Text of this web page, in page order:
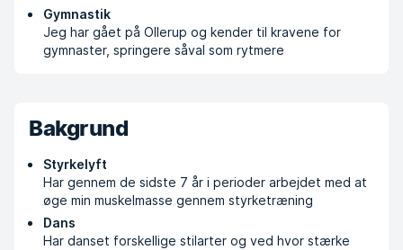
Gymnastik
Jeg har gået på Ollerup og kender til kravene for
gymnaster, springere såval som rytmere
Bakgrund
Styrkelyft
Har gennem de sidste 7 år i perioder arbejdet med at
øge min muskelmasse gennem styrketræning
Dans
Har danset forskellige stilarter og ved hvor stærke